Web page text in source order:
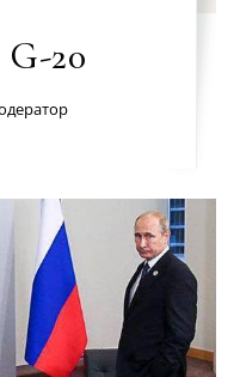
20